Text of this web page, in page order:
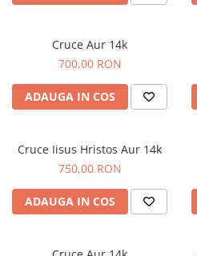
Cruce Aur 14k
700,00 RON
ADAUGA IN COS
Cruce Iisus Hristos Aur 14k
750,00 RON
ADAUGA IN COS